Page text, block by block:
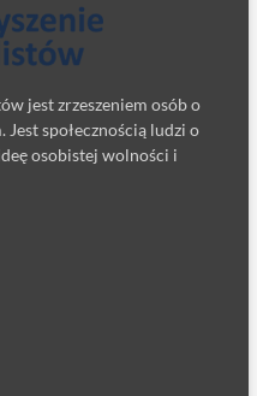
jest zrzeszeniem osób o
społecznością ludzi o
osobistej wolności i